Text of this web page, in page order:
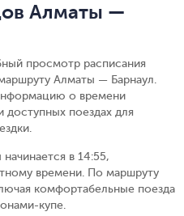
Алматы —
просмотр расписания
Алматы — Барнаул.
о времени
доступных поездах для
в 14:55,
времени. По маршруту
комфортабельные поезда
купе.